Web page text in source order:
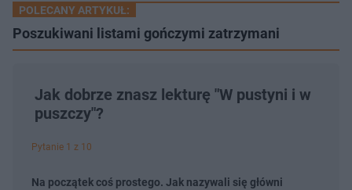
POLECANY ARTYKUŁ:
Poszukiwani listami gończymi zatrzymani
Jak dobrze znasz lekturę "W pustyni i w
puszczy"?
Pytanie 1 z 10
Na początek coś prostego. Jak nazywali się główni